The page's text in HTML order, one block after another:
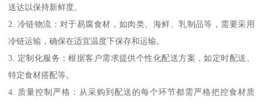
送达以保持新鲜度。
2. 冷链物流：对于易腐食材，如肉类、海鲜、乳制品等，需要采用
冷链运输，确保在适宜温度下保存和运输。
3. 定制化服务：根据客户需求提供个性化配送方案，如定时配送、
特定食材搭配等。
4. 质量控制严格：从采购到配送的每个环节都需严格把控食材质